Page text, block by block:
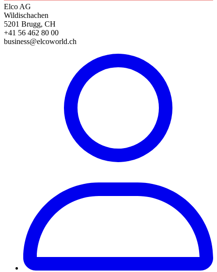
Elco AG
Wildischachen
5201 Brugg, CH
+41 56 462 80 00
business@elcoworld.ch